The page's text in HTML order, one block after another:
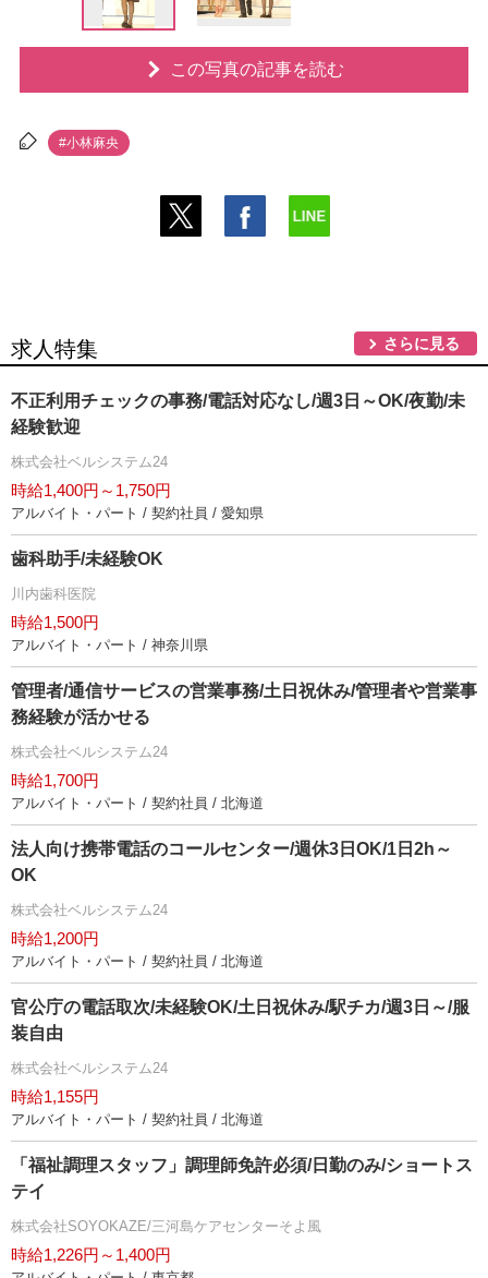
この写真の記事を読む
#小林麻央
求人特集 さらに見る
不正利用チェックの事務/電話対応なし/週3日～OK/夜勤/未
経験歓迎
株式会社ベルシステム24
時給1,400円～1,750円
アルバイト・パート / 契約社員 / 愛知県
歯科助手/未経験OK
川内歯科医院
時給1,500円
アルバイト・パート / 神奈川県
管理者/通信サービスの営業事務/土日祝休み/管理者や営業事
務経験が活かせる
株式会社ベルシステム24
時給1,700円
アルバイト・パート / 契約社員 / 北海道
法人向け携帯電話のコールセンター/週休3日OK/1日2h～
OK
株式会社ベルシステム24
時給1,200円
アルバイト・パート / 契約社員 / 北海道
官公庁の電話取次/未経験OK/土日祝休み/駅チカ/週3日～/服
装自由
株式会社ベルシステム24
時給1,155円
アルバイト・パート / 契約社員 / 北海道
「福祉調理スタッフ」調理師免許必須/日勤のみ/ショートス
テイ
株式会社SOYOKAZE/三河島ケアセンターそよ風
時給1,226円～1,400円